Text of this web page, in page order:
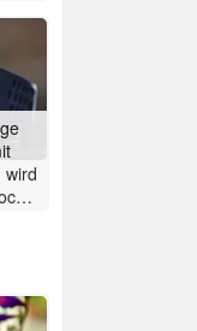
wird